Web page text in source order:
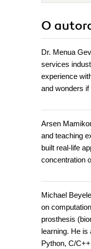
O
Dr. Menua
services
experience
and wonders
Arsen
and teaching
built real-life
concentration
Michael
on
prosthesis
learning. He
Python, C/